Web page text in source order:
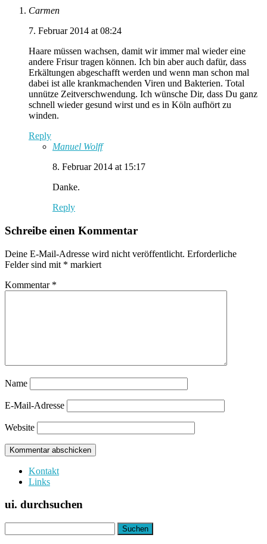
Carmen
7. Februar 2014 at 08:24
Haare müssen wachsen, damit wir immer mal wieder eine
andere Frisur tragen können. Ich bin aber auch dafür, dass
Erkältungen abgeschafft werden und wenn man schon mal
dabei ist alle krankmachenden Viren und Bakterien. Total
unnütze Zeitverschwendung. Ich wünsche Dir, dass Du ganz
schnell wieder gesund wirst und es in Köln aufhört zu
winden.
Reply
Manuel Wolff
8. Februar 2014 at 15:17
Danke.
Reply
Schreibe einen Kommentar
Deine E-Mail-Adresse wird nicht veröffentlicht. Erforderliche
Felder sind mit * markiert
Kommentar *
Name
E-Mail-Adresse
Website
Kontakt
Links
ui. durchsuchen
nach: